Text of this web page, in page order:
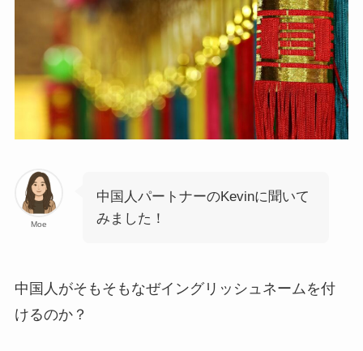
Moe
中国人パートナーのKevinに聞いて
みました！
中国人がそもそもなぜイングリッシュネームを付
けるのか？